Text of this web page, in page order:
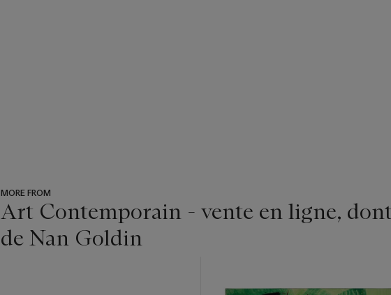
MORE FROM
Art Contemporain - vente en ligne,
de Nan Goldin